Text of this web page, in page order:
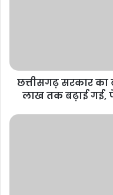
छत्तीसगढ़ सरकार का
लाख तक बढ़ाई गई,